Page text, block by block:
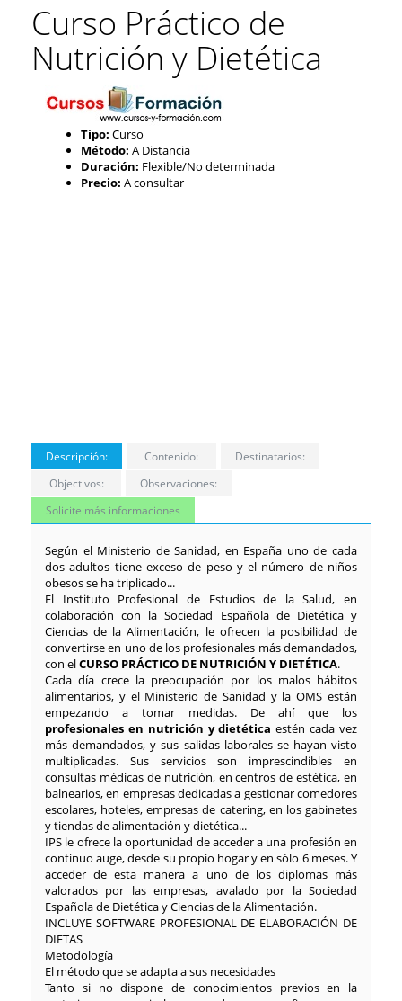
Curso Práctico de
Nutrición y Dietética
Tipo: Curso
Método: A Distancia
Duración: Flexible/No determinada
Precio: A consultar
Descripción: Contenido:
Destinatarios:
Objectivos:
Observaciones:
Solicite más informaciones
Según el Ministerio de Sanidad, en España uno de cada
dos adultos tiene exceso de peso y el número de niños
obesos se ha triplicado...
El Instituto Profesional de Estudios de la Salud, en
colaboración con la Sociedad Española de Dietética y
Ciencias de la Alimentación, le ofrecen la posibilidad de
convertirse en uno de los profesionales más demandados,
con elCURSO PRÁCTICO DE NUTRICIÓN Y DIETÉTICA.
Cada día crece la preocupación por los malos hábitos
alimentarios, y el Ministerio de Sanidad y la OMS están
empezando a tomar medidas. De ahí que los
profesionales en nutrición y dietética estén cada vez
más demandados, y sus salidas laborales se hayan visto
multiplicadas. Sus servicios son imprescindibles en
consultas médicas de nutrición, en centros de estética, en
balnearios, en empresas dedicadas a gestionar comedores
escolares, hoteles, empresas de catering, en los gabinetes
y tiendas de alimentación y dietética...
IPS le ofrece la oportunidad de acceder a una profesión en
continuo auge, desde su propio hogar y en sólo 6 meses. Y
acceder de esta manera a uno de los diplomas más
valorados por las empresas, avalado por la Sociedad
Española de Dietética y Ciencias de la Alimentación.
INCLUYE SOFTWARE PROFESIONAL DE ELABORACIÓN DE
DIETAS
Metodología
El método que se adapta a sus necesidades
Tanto si no dispone de conocimientos previos en la